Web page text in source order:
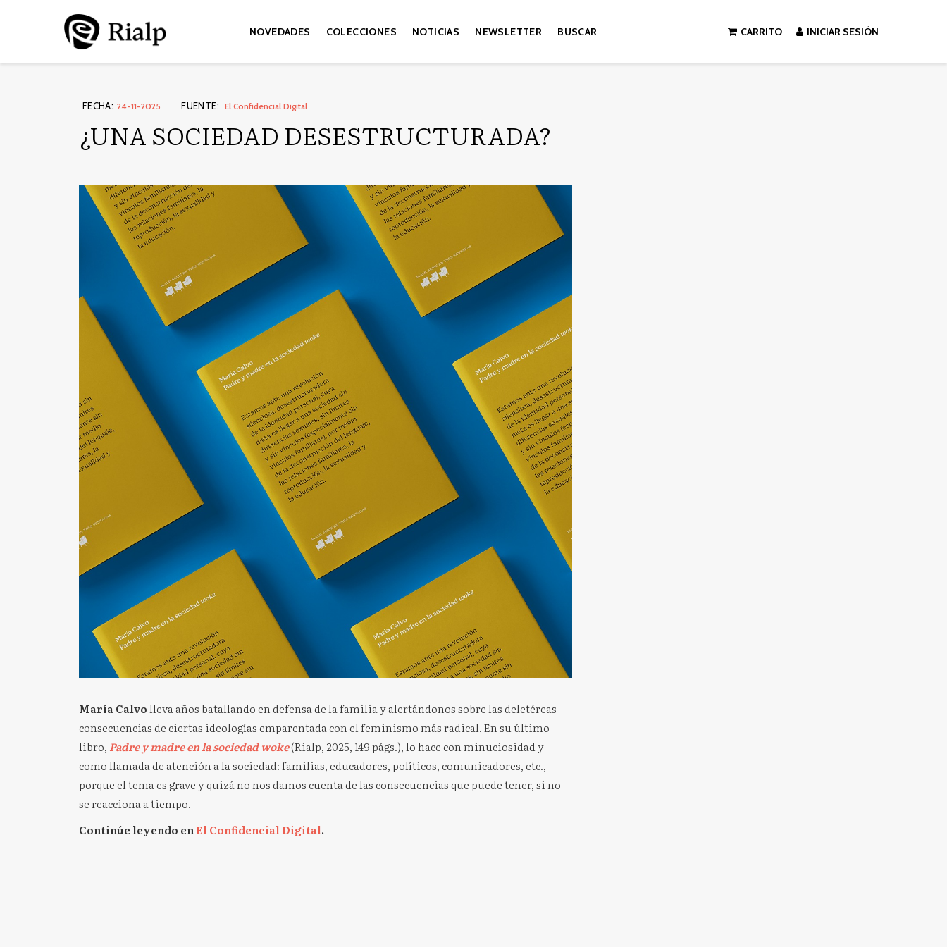
NOVEDADES COLECCIONES NOTICIAS NEWSLETTER BUSCAR CARRITO INICIAR SESIÓN
FECHA: 24-11-2025 FUENTE: El Confidencial Digital
¿UNA SOCIEDAD DESESTRUCTURADA?
María Calvolleva años batallando en defensa de la familia y alertándonos sobre las deletéreas
consecuencias de ciertas ideologías emparentada con el feminismo más radical. En su último
libro, Padre y madre en la sociedad woke(Rialp, 2025, 149 págs.), lo hace con minuciosidad y
como llamada de atención a la sociedad: familias, educadores, políticos, comunicadores, etc.,
porque el tema es grave y quizá no nos damos cuenta de las consecuencias que puede tener, si no
se reacciona a tiempo.
Continúe leyendo enEl Confidencial Digital.